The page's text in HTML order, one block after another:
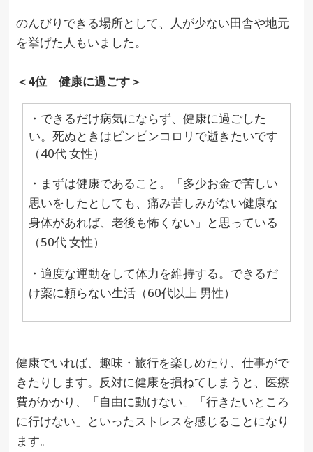
のんびりできる場所として、人が少ない田舎や地元
を挙げた人もいました。
＜4位 健康に過ごす＞
・できるだけ病気にならず、健康に過ごした
い。死ぬときはピンピンコロリで逝きたいです
（40代 女性）
・まずは健康であること。「多少お金で苦しい
思いをしたとしても、痛み苦しみがない健康な
身体があれば、老後も怖くない」と思っている
（50代 女性）
・適度な運動をして体力を維持する。できるだ
け薬に頼らない生活（60代以上 男性）
健康でいれば、趣味・旅行を楽しめたり、仕事がで
きたりします。反対に健康を損ねてしまうと、医療
費がかかり、「自由に動けない」「行きたいところ
に行けない」といったストレスを感じることになり
ます。